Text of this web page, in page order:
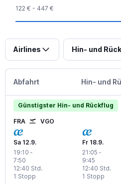
122 € - 447 €
Airlines Hin- und
Abfahrt Hin- und
Günstigster Hin- und Rückflug
FRA VGO
Sa 12.9.
19:10 -
7:50
1 Stopp
12:40 Std.
Fr 18.9.
21:05 -
9:45
1 Stopp
12:40 Std.